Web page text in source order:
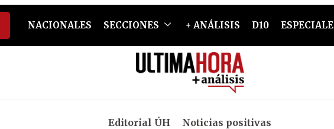
NACIONALES SECCIONES + ANÁLISIS D10
Editorial ÚH Noticias positivas